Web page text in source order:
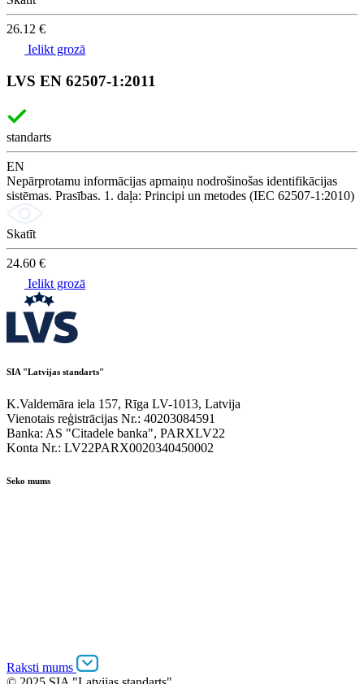
26.12 €
Ielikt grozā
LVS EN 62507-1:2011
standarts
EN
Nepārprotamu informācijas apmaiņu nodrošinošas identifikācijas
sistēmas. Prasības. 1. daļa: Principi un metodes (IEC 62507-1:2010)
Skatīt
24.60 €
Ielikt grozā
SIA "Latvijas standarts"
K.Valdemāra iela 157, Rīga LV-1013, Latvija
Vienotais reģistrācijas Nr.: 40203084591
Banka: AS "Citadele banka", PARXLV22
Konta Nr.: LV22PARX0020340450002
Seko mums
Raksti mums